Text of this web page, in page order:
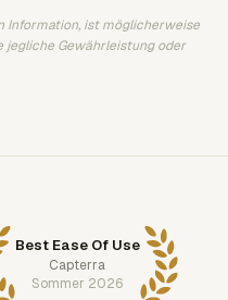
Information, ist möglicherweise
Gewährleistung oder
Best Ease Of Use
Capterra
Sommer 2026